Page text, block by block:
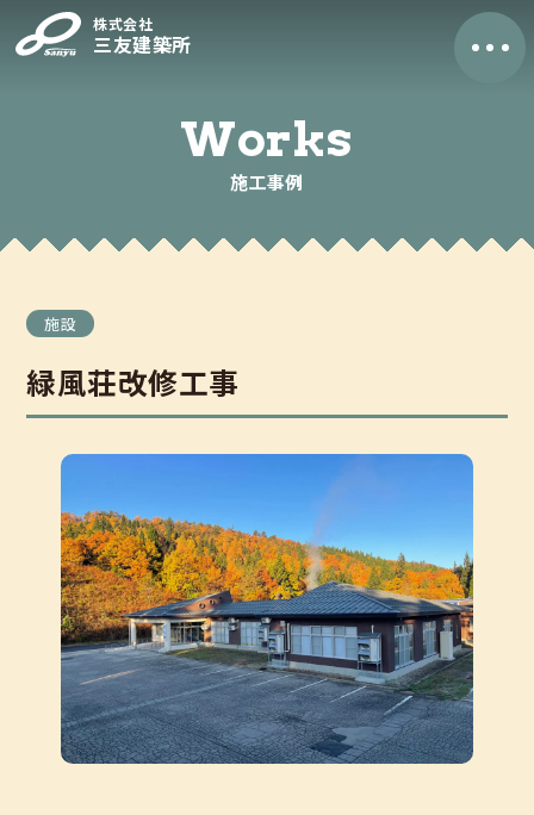
株式会社
三友建築所
トップページ
ご相談から完成までの流れ よくあるご質問
施工事例
モデルハウス
制度・保証（ZEHに関する表記）
補助金・ローンガイド
リフォーム
会社概要
Works
施工事例
施設
緑風荘改修工事